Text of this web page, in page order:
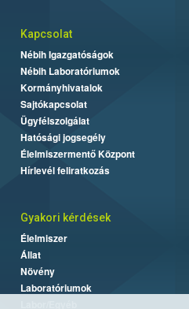
Kapcsolat
Nébih Igazgatóságok
Nébih Laboratóriumok
Kormányhivatalok
Sajtókapcsolat
Ügyfélszolgálat
Hatósági jogsegély
Élelmiszermentő Központ
Hírlevél feliratkozás
Gyakori kérdések
Élelmiszer
Állat
Növény
Laboratóriumok